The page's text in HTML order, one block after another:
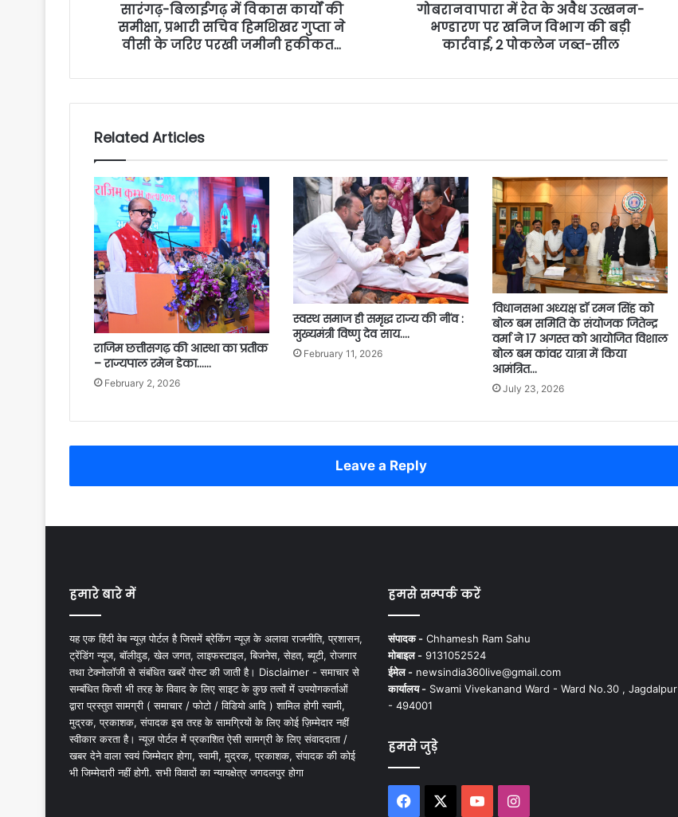
सारंगढ़-बिलाईगढ़ में विकास कार्यों की
समीक्षा, प्रभारी सचिव हिमशिखर गुप्ता ने
वीसी के जरिए परखी जमीनी हकीकत…
गोबरानवापारा में रेत के अवैध उत्खनन-
भण्डारण पर खनिज विभाग की बड़ी
कार्रवाई, 2 पोकलेन जब्त-सील
Related Articles
राजिम छत्तीसगढ़ की आस्था का प्रतीक
– राज्यपाल रमेन डेका……
February 2, 2026
स्वस्थ समाज ही समृद्ध राज्य की नींव :
मुख्यमंत्री विष्णु देव साय….
February 11, 2026
विधानसभा अध्यक्ष डॉ रमन सिंह को
बोल बम समिति के संयोजक जितेन्द्र
वर्मा ने 17 अगस्त को आयोजित विशाल
बोल बम कांवर यात्रा में किया
आमंत्रित…
July 23, 2026
Leave a Reply
हमारे बारे में
यह एक हिंदी वेब न्यूज़ पोर्टल है जिसमें ब्रेकिंग न्यूज़ के अलावा राजनीति, प्रशासन,
ट्रेंडिंग न्यूज, बॉलीवुड, खेल जगत, लाइफस्टाइल, बिजनेस, सेहत, ब्यूटी, रोजगार
तथा टेक्नोलॉजी से संबंधित खबरें पोस्ट की जाती है। Disclaimer - समाचार से
सम्बंधित किसी भी तरह के विवाद के लिए साइट के कुछ तत्वों में उपयोगकर्ताओं
द्वारा प्रस्तुत सामग्री ( समाचार / फोटो / विडियो आदि ) शामिल होगी स्वामी,
मुद्रक, प्रकाशक, संपादक इस तरह के सामग्रियों के लिए कोई ज़िम्मेदार नहीं
स्वीकार करता है। न्यूज़ पोर्टल में प्रकाशित ऐसी सामग्री के लिए संवाददाता /
खबर देने वाला स्वयं जिम्मेदार होगा, स्वामी, मुद्रक, प्रकाशक, संपादक की कोई
भी जिम्मेदारी नहीं होगी. सभी विवादों का न्यायक्षेत्र जगदलपुर होगा
हमसे सम्पर्क करें
संपादक -Chhamesh Ram Sahu
मोबाइल -9131052524
ईमेल - newsindia360live@gmail.com
कार्यालय -Swami Vivekanand Ward - Ward No.30 , Jagdalpur
- 494001
हमसे जुड़े
Facebook YouTubeInstagram